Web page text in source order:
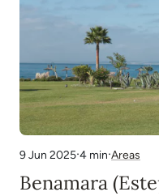
9 Jun 2025·4 min·Areas
Benamara